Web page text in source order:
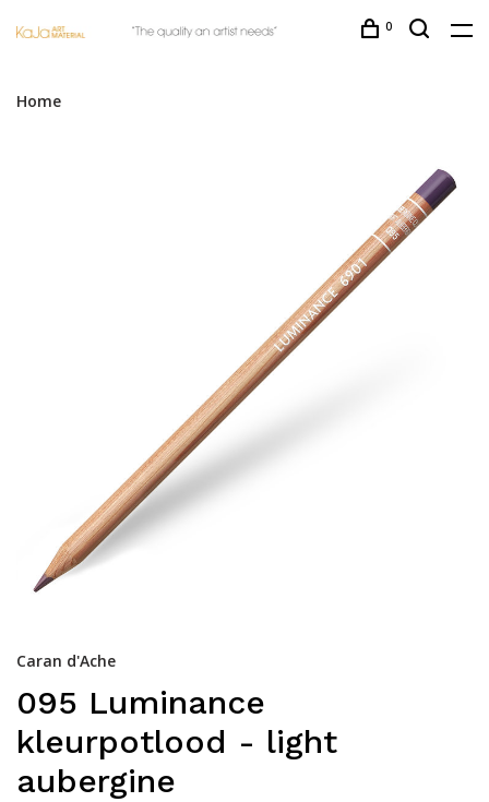
0
Home
Caran d'Ache
095 Luminance
kleurpotlood - light
aubergine